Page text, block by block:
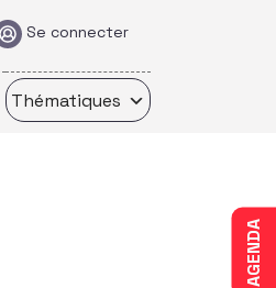
Se connecter
Thématiques
AGENDA